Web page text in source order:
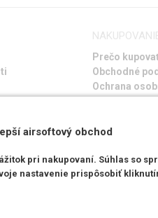
Prečo
Obchodné
Ochrana
airsoftový obchod
pri nakupovaní. Súhlas so
nastavenie prispôsobiť